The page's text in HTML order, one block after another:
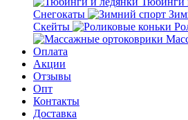
Снегокаты
Скейты
Оплата
Акции
Отзывы
Опт
Контакты
Доставка